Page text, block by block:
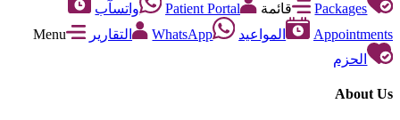
Packages قائمة Patient Portal
واتسآب
Appointments
المواعيد WhatsApp التقارير
Menu
الحزم
About Us